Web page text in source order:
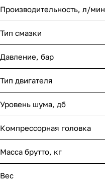
Производительность, л/мин
Тип смазки
Давление, бар
Тип двигателя
Уровень шума, дб
Компрессорная головка
Масса брутто, кг
Вес